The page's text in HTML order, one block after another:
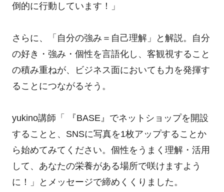
倒的に行動しています！」
さらに、「自分の強み＝自己理解」と解説。自分
の好き・強み・個性を言語化し、客観視すること
の積み重ねが、ビジネス面においても力を発揮す
ることにつながるそう。
yukino講師「 『BASE』でネットショップを開設
することと、SNSに写真を1枚アップすることか
ら始めてみてください。個性をうまく理解・活用
して、あなたの栄養がある場所で咲けますよう
に！」とメッセージで締めくくりました。